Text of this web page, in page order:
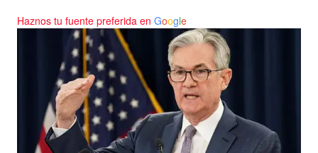
Haznos tu fuente preferida en Google